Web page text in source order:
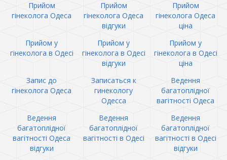
Прийом
гінеколога Одеса
Прийом
гінеколога Одеса
відгуки
Прийом
гінеколога Одеса
ціна
Прийом у
гінеколога в Одесі
Прийом у
гінеколога в Одесі
відгуки
Прийом у
гінеколога в Одесі
ціна
Запис до
гінеколога Одеса
Записаться к
гинекологу
Одесса
Ведення
багатоплідної
вагітності Одеса
Ведення
багатоплідної
вагітності Одеса
відгуки
Ведення
багатоплідної
вагітності в Одесі
Ведення
багатоплідної
вагітності в Одесі
відгуки